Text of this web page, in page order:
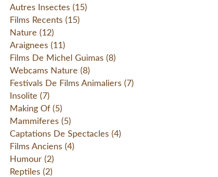
Autres Insectes (15)
Films Recents (15)
Nature (12)
Araignees (11)
Films De Michel Guimas (8)
Webcams Nature (8)
Festivals De Films Animaliers (7)
Insolite (7)
Making Of (5)
Mammiferes (5)
Captations De Spectacles (4)
Films Anciens (4)
Humour (2)
Reptiles (2)